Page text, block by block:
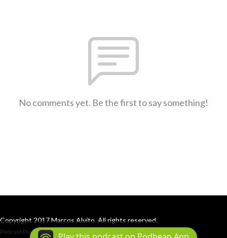
No comments yet. Be the first to say something!
Copyright 2017 Marcos Alvito. All rights reserved.
Podcast Powered By Podbean